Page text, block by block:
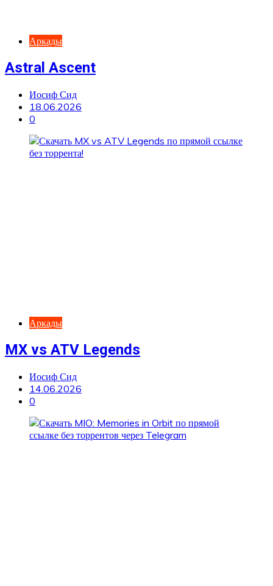
Аркады
Astral Ascent
Иосиф Сид
18.06.2026
0
Аркады
MX vs ATV Legends
Иосиф Сид
14.06.2026
0